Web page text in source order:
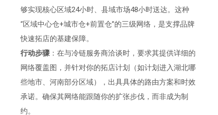
够实现核心区域24小时、县域市场48小时送达。这种
“区域中心仓+城市仓+前置仓”的三级网络，是支撑品牌
快速拓店的基建保障。
行动步骤 ：在与冷链服务商洽谈时，要求其提供详细的
网络覆盖图，并针对你的拓店计划（如计划进入湖北哪
些地市、河南部分区域），出具具体的路由方案和时效
承诺。确保其网络能跟随你的扩张步伐，而非成为制
约。